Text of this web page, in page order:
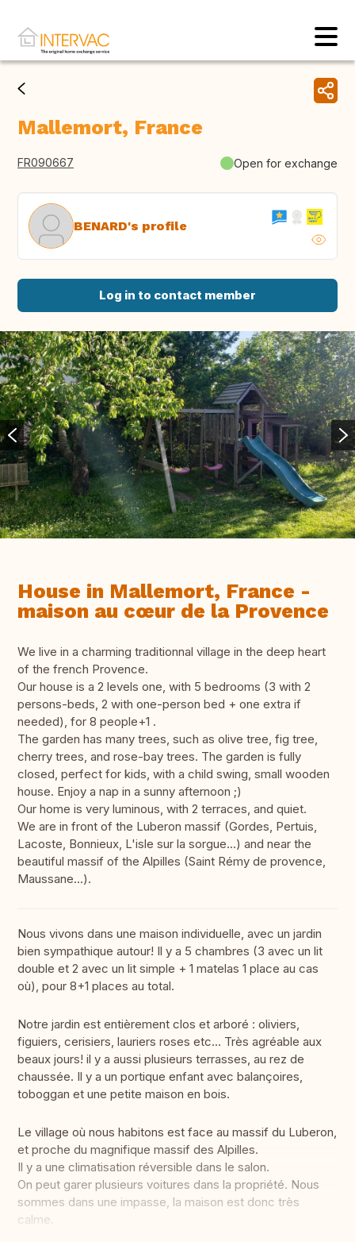
Mallemort, France
FR090667 Open for exchange
BENARD's profile
Log in to contact member
House in Mallemort, France -
maison au cœur de la Provence
We live in a charming traditionnal village in the deep heart
of the french Provence.
Our house is a 2 levels one, with 5 bedrooms (3 with 2
persons-beds, 2 with one-person bed + one extra if
needed), for 8 people+1 .
The garden has many trees, such as olive tree, fig tree,
cherry trees, and rose-bay trees. The garden is fully
closed, perfect for kids, with a child swing, small wooden
house. Enjoy a nap in a sunny afternoon ;)
Our home is very luminous, with 2 terraces, and quiet.
We are in front of the Luberon massif (Gordes, Pertuis,
Lacoste, Bonnieux, L'isle sur la sorgue...) and near the
beautiful massif of the Alpilles (Saint Rémy de provence,
Maussane...).
Nous vivons dans une maison individuelle, avec un jardin
bien sympathique autour! Il y a 5 chambres (3 avec un lit
double et 2 avec un lit simple + 1 matelas 1 place au cas
où), pour 8+1 places au total.
Notre jardin est entièrement clos et arboré : oliviers,
figuiers, cerisiers, lauriers roses etc... Très agréable aux
beaux jours! il y a aussi plusieurs terrasses, au rez de
chaussée. Il y a un portique enfant avec balançoires,
toboggan et une petite maison en bois.
Le village où nous habitons est face au massif du Luberon,
et proche du magnifique massif des Alpilles.
Il y a une climatisation réversible dans le salon.
On peut garer plusieurs voitures dans la propriété. Nous
sommes dans une impasse, la maison est donc très
calme.